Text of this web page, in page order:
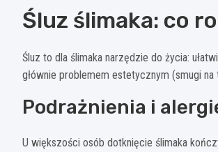
Śluz ślimaka: co
Śluz to dla ślimaka narzędzie do życia:
głównie problemem estetycznym (smugi
Podrażnienia i
U większości osób dotknięcie ślimaka